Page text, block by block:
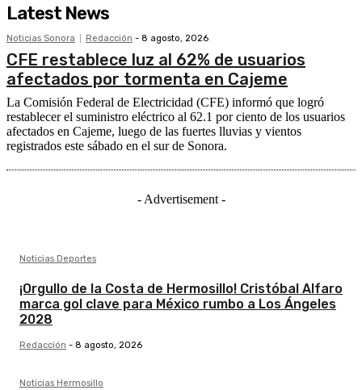
Latest News
Noticias Sonora Redacción - 8 agosto, 2026
CFE restablece luz al 62% de usuarios
afectados por tormenta en Cajeme
La Comisión Federal de Electricidad (CFE) informó que logró
restablecer el suministro eléctrico al 62.1 por ciento de los usuarios
afectados en Cajeme, luego de las fuertes lluvias y vientos
registrados este sábado en el sur de Sonora.
- Advertisement -
Noticias Deportes
¡Orgullo de la Costa de Hermosillo! Cristóbal Alfaro
marca gol clave para México rumbo a Los Ángeles
2028
Redacción - 8 agosto, 2026
Noticias Hermosillo